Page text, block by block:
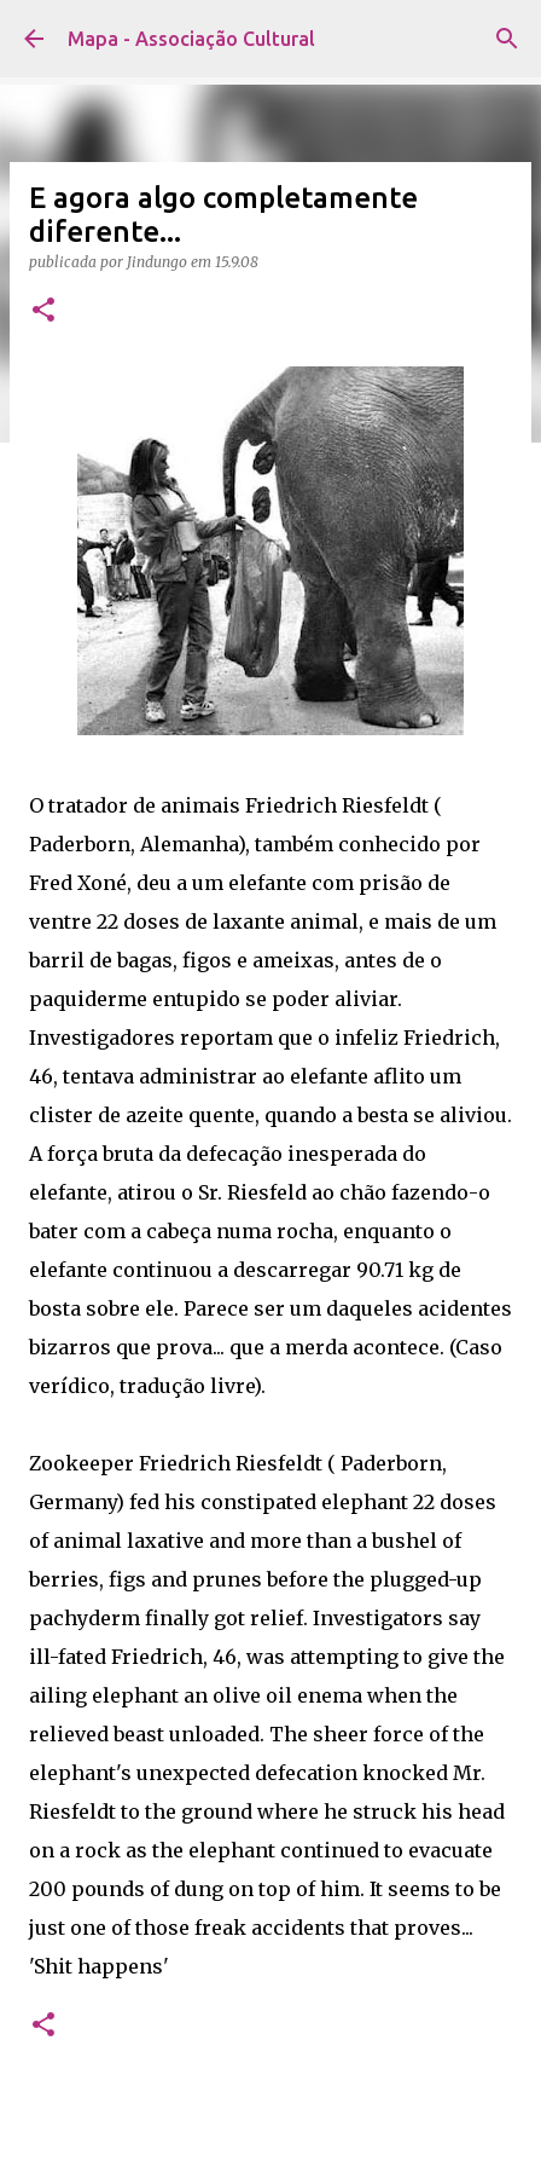
Avançar para o conteúdo principal
Mapa - Associação Cultural
E agora algo completamente
diferente...
publicada por Jindungo em 15.9.08
O tratador de animais Friedrich Riesfeldt (
Paderborn, Alemanha), também conhecido por
Fred Xoné, deu a um elefante com prisão de
ventre 22 doses de laxante animal, e mais de um
barril de bagas, figos e ameixas, antes de o
paquiderme entupido se poder aliviar.
Investigadores reportam que o infeliz Friedrich,
46, tentava administrar ao elefante aflito um
clister de azeite quente, quando a besta se aliviou.
A força bruta da defecação inesperada do
elefante, atirou o Sr. Riesfeld ao chão fazendo-o
bater com a cabeça numa rocha, enquanto o
elefante continuou a descarregar 90.71 kg de
bosta sobre ele. Parece ser um daqueles acidentes
bizarros que prova... que a merda acontece. (Caso
verídico, tradução livre).
Zookeeper Friedrich Riesfeldt ( Paderborn,
Germany) fed his constipated elephant 22 doses
of animal laxative and more than a bushel of
berries, figs and prunes before the plugged-up
pachyderm finally got relief. Investigators say
ill-fated Friedrich, 46, was attempting to give the
ailing elephant an olive oil enema when the
relieved beast unloaded. The sheer force of the
elephant's unexpected defecation knocked Mr.
Riesfeldt to the ground where he struck his head
on a rock as the elephant continued to evacuate
200 pounds of dung on top of him. It seems to be
just one of those freak accidents that proves...
'Shit happens'